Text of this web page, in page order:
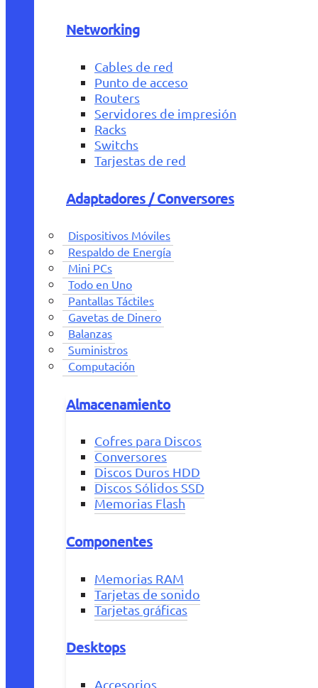
Networking
Cables de red
Punto de acceso
Routers
Servidores de impresión
Racks
Switchs
Tarjestas de red
Adaptadores / Conversores
Dispositivos Móviles
Respaldo de Energía
Mini PCs
Todo en Uno
Pantallas Táctiles
Gavetas de Dinero
Balanzas
Suministros
Computación
Almacenamiento
Cofres para Discos
Conversores
Discos Duros HDD
Discos Sólidos SSD
Memorias Flash
Componentes
Memorias RAM
Tarjetas de sonido
Tarjetas gráficas
Desktops
Accesorios